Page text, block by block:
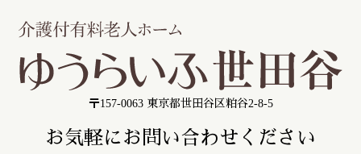
〒157-0063 東京都世田谷区粕谷2-8-5
お気軽にお問い合わせください